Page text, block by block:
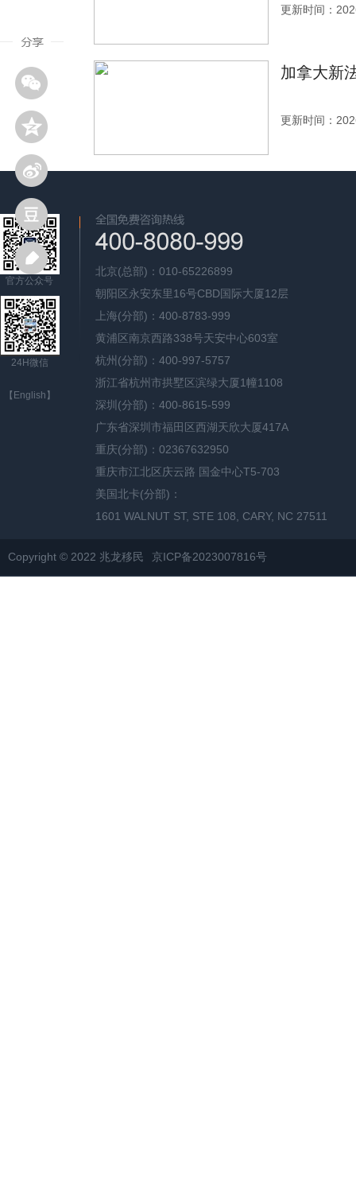
更新时间：
加拿大新
更新时间：
官方公众号
24H微信
【English】
北京(总部)：010-65226899
朝阳区永安东里16号CBD国际大厦12层
上海(分部)：400-8783-999
黄浦区南京西路338号天安中心603室
杭州(分部)：400-997-5757
浙江省杭州市拱墅区滨绿大厦1幢1108
深圳(分部)：400-8615-599
广东省深圳市福田区西湖天欣大厦417A
重庆(分部)：02367632950
重庆市江北区庆云路 国金中心T5-703
美国北卡(分部)：
1601 WALNUT ST, STE 108, CARY, NC 27511
Copyright © 2022 兆龙移民 京ICP备2023007816号